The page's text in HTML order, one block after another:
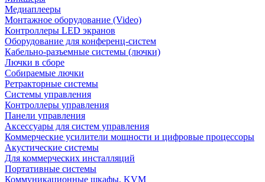
Медиаплееры
Монтажное оборудование (Video)
Контроллеры LED экранов
Оборудование для конференц-систем
Кабельно-разъемные системы (лючки)
Лючки в сборе
Собираемые лючки
Ретракторные системы
Системы управления
Контроллеры управления
Панели управления
Аксессуары для систем управления
Коммерческие усилители мощности и цифровые процессоры
Акустические системы
Для коммерческих инсталляций
Портативные системы
Коммуникационные шкафы, KVM